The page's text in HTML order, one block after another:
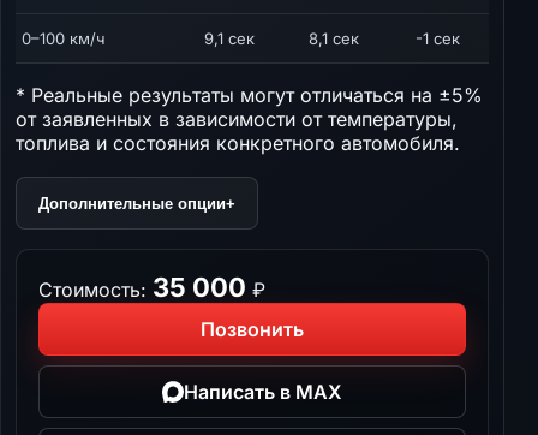
0–100 км/ч 9,1 сек 8,1 сек -1 сек
* Реальные результаты могут отличаться на ±5%
от заявленных в зависимости от температуры,
топлива и состояния конкретного автомобиля.
Дополнительные опции+
Стоимость: 35 000 ₽
Позвонить
Написать в MAX